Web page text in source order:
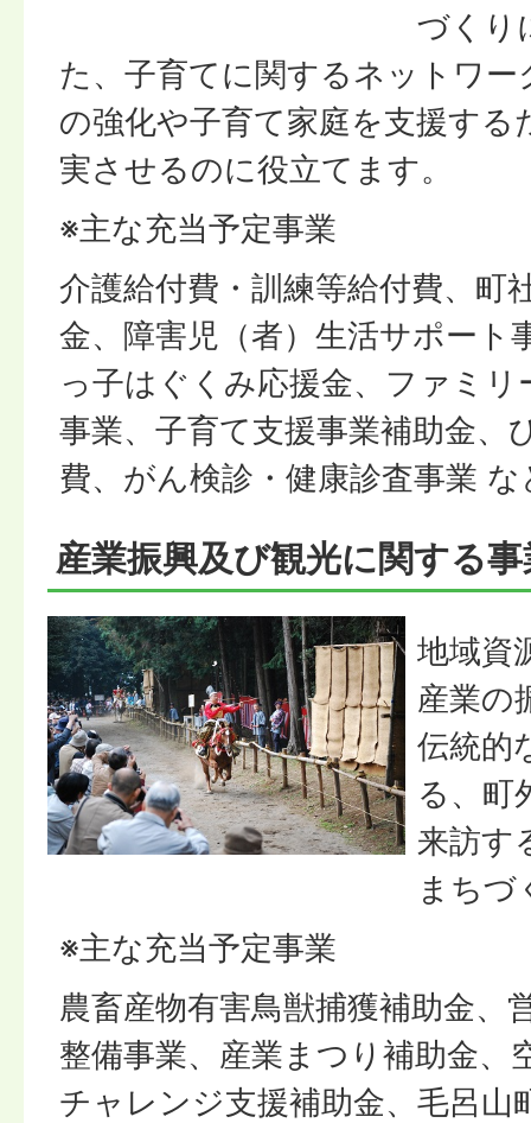
づくり
た、子育てに関するネットワ
の強化や子育て家庭を支援する
実させるのに役立てます。
※主な充当予定事業
介護給付費・訓練等給付費、町
金、障害児（者）生活サポート
っ子はぐくみ応援金、ファミ
事業、子育て支援事業補助金、
費、がん検診・健康診査事業 な
産業振興及び観光に関する事
地域資
産業の
伝統的
る、町
来訪す
まちづ
※主な充当予定事業
農畜産物有害鳥獣捕獲補助金、
整備事業、産業まつり補助金、
チャレンジ支援補助金、毛呂山